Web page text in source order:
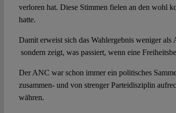
verloren hat. Diese Stimmen fielen an den wohl
hatte.
Damit erweist sich das Wahlergebnis weniger
sondern zeigt, was passiert, wenn eine
Der ANC war schon immer ein politisches
zusammen- und von strenger Parteidisziplin
währen.